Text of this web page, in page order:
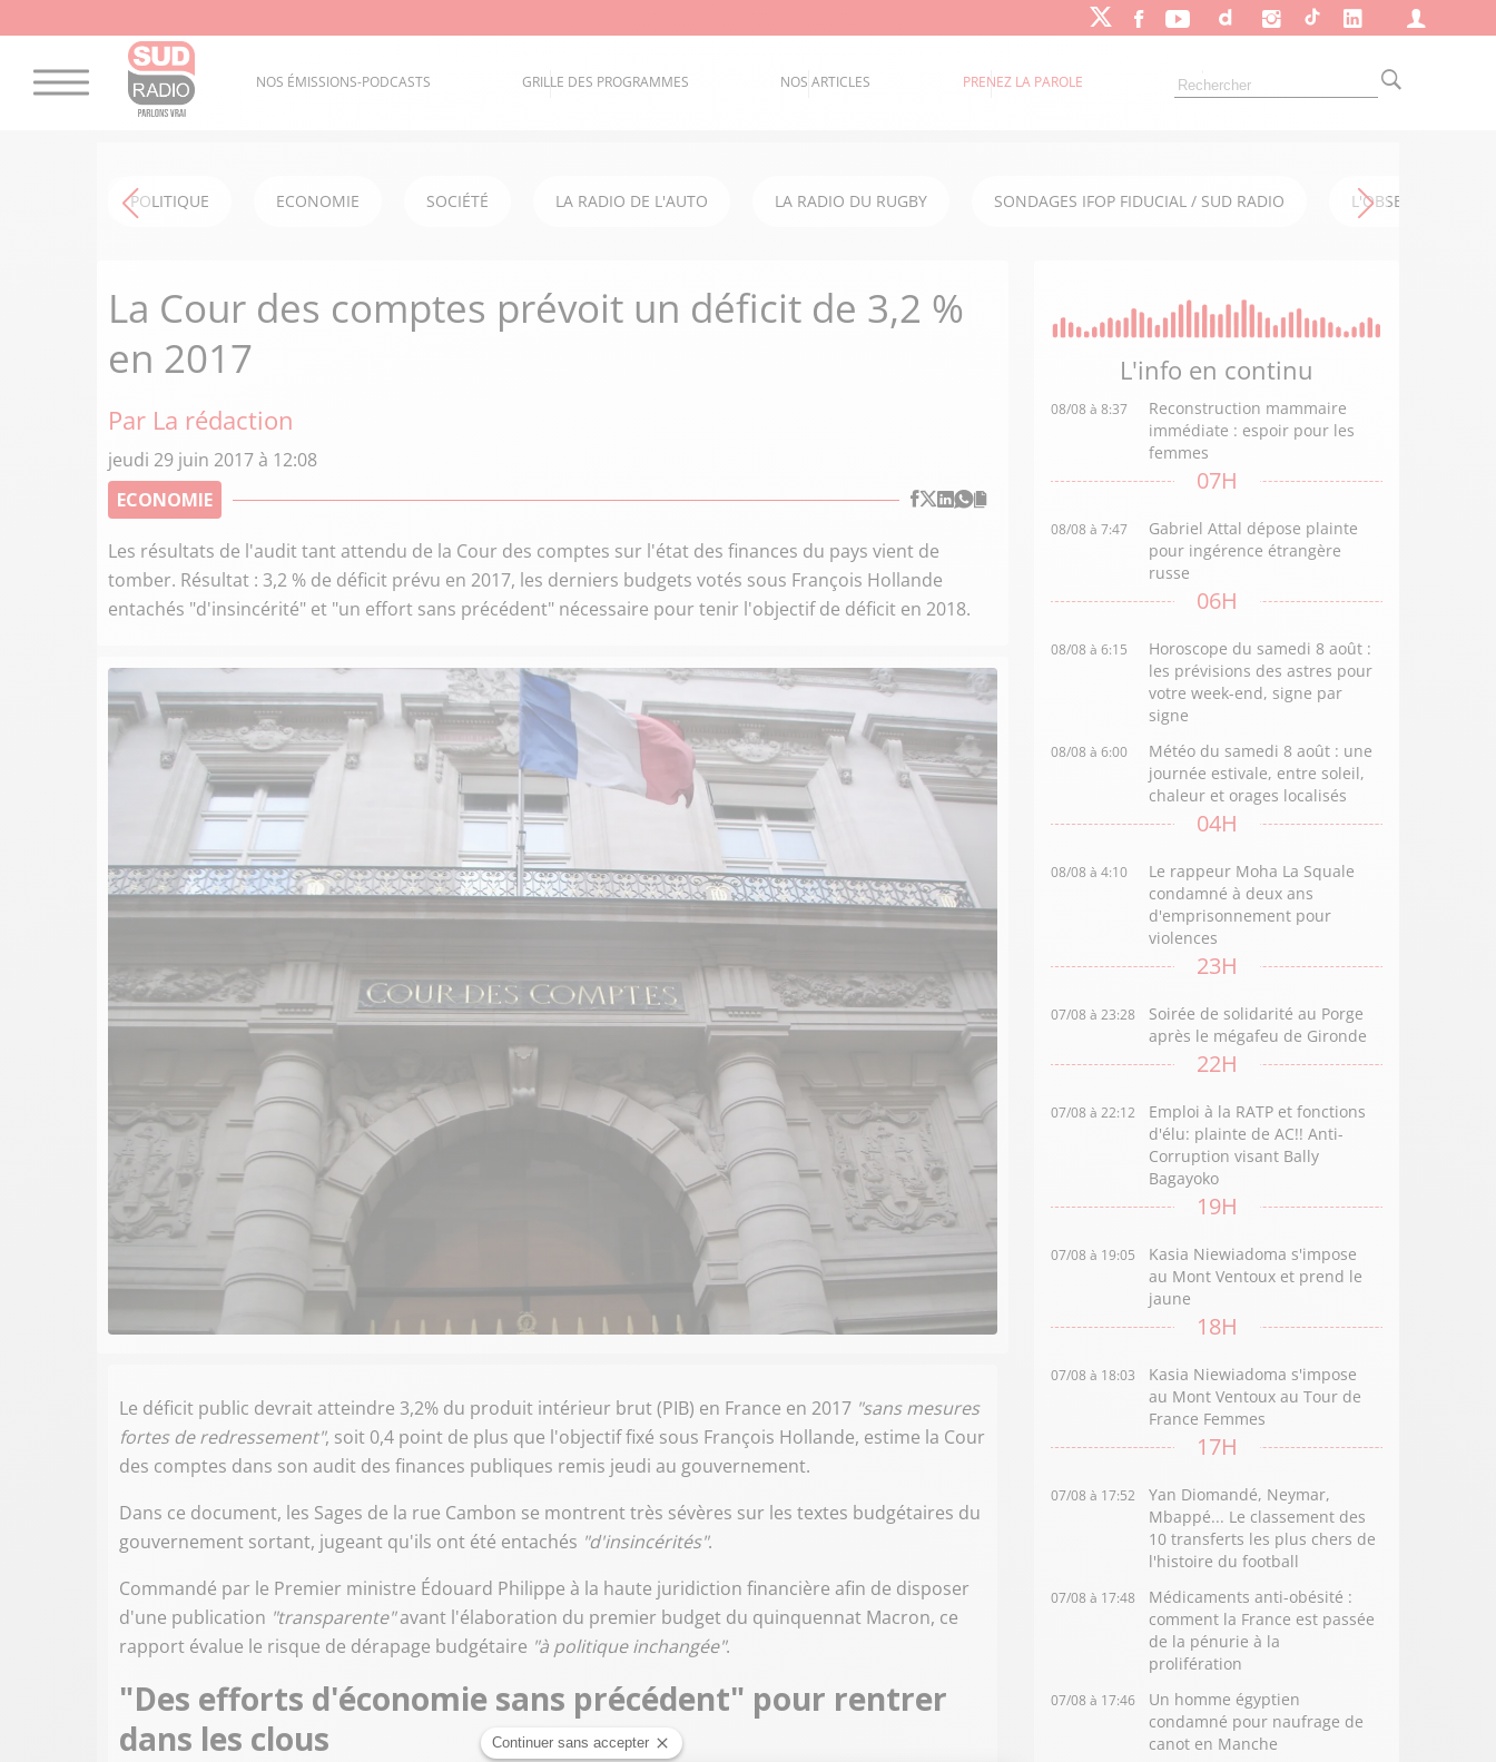
NOS ÉMISSIONS-PODCASTS GRILLE DES PROGRAMMES NOS ARTICLES PRENEZ LA PAROLE
POLITIQUE ECONOMIE SOCIÉTÉ LA RADIO DE L'AUTO LA RADIO DU RUGBY SONDAGES IFOP FIDUCIAL / SUD RADIO L'OBSERVATOIRE
La Cour des comptes prévoit un déficit de 3,2 %
en 2017
Par La rédaction
jeudi 29 juin 2017 à 12:08
ECONOMIE
Les résultats de l'audit tant attendu de la Cour des comptes sur l'état des finances du pays vient de
tomber. Résultat : 3,2 % de déficit prévu en 2017, les derniers budgets votés sous François Hollande
entachés "d'insincérité" et "un effort sans précédent" nécessaire pour tenir l'objectif de déficit en 2018.
Le déficit public devrait atteindre 3,2% du produit intérieur brut (PIB) en France en 2017 "sans mesures
fortes de redressement", soit 0,4 point de plus que l'objectif fixé sous François Hollande, estime la Cour
des comptes dans son audit des finances publiques remis jeudi au gouvernement.
Dans ce document, les Sages de la rue Cambon se montrent très sévères sur les textes budgétaires du
gouvernement sortant, jugeant qu'ils ont été entachés "d'insincérités".
Commandé par le Premier ministre Édouard Philippe à la haute juridiction financière afin de disposer
d'une publication "transparente"avant l'élaboration du premier budget du quinquennat Macron, ce
rapport évalue le risque de dérapage budgétaire "à politique inchangée".
"Des efforts d'économie sans précédent" pour rentrer
dans les clous
L'info en continu
08/08 à 8:37
Reconstruction mammaire
immédiate : espoir pour les
femmes
07H
08/08 à 7:47
Gabriel Attal dépose plainte
pour ingérence étrangère
russe
06H
08/08 à 6:15
Horoscope du samedi 8 août :
les prévisions des astres pour
votre week-end, signe par
signe
08/08 à 6:00
Météo du samedi 8 août : une
journée estivale, entre soleil,
chaleur et orages localisés
04H
08/08 à 4:10
Le rappeur Moha La Squale
condamné à deux ans
d'emprisonnement pour
violences
23H
07/08 à 23:28
Soirée de solidarité au Porge
après le mégafeu de Gironde
22H
07/08 à 22:12
Emploi à la RATP et fonctions
d'élu: plainte de AC!! Anti-
Corruption visant Bally
Bagayoko
19H
07/08 à 19:05
Kasia Niewiadoma s'impose
au Mont Ventoux et prend le
jaune
18H
07/08 à 18:03
Kasia Niewiadoma s'impose
au Mont Ventoux au Tour de
France Femmes
17H
07/08 à 17:52
Yan Diomandé, Neymar,
Mbappé... Le classement des
10 transferts les plus chers de
l'histoire du football
07/08 à 17:48
Médicaments anti-obésité :
comment la France est passée
de la pénurie à la
prolifération
07/08 à 17:46
Un homme égyptien
condamné pour naufrage de
canot en Manche